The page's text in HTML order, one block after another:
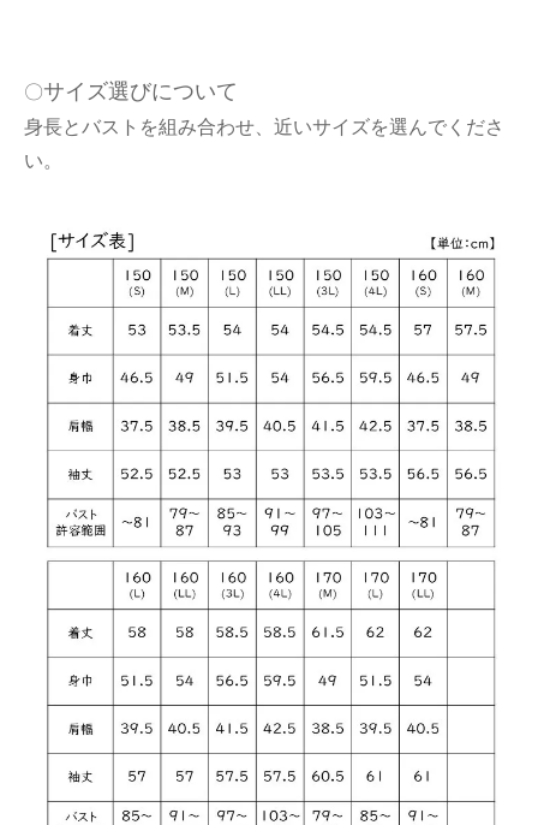
〇サイズ選びについて
身長とバストを組み合わせ、近いサイズを選んでくださ
い。